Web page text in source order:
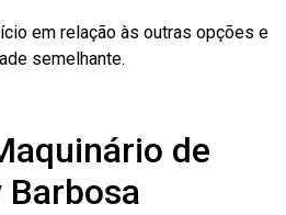
em relação às outras opções e
semelhante.
de